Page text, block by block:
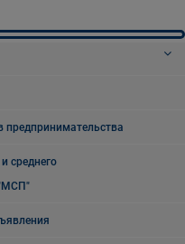
предпринимательства
среднего
"МСП"